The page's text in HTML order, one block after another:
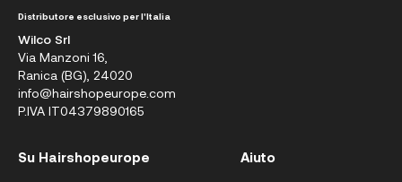
Distributore esclusivo per l'Italia
Wilco Srl
Via Manzoni 16,
Ranica (BG), 24020
info@hairshopeurope.com
P.IVA IT04379890165
Su Hairshopeurope Aiuto